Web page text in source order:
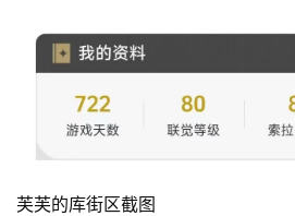
芙芙的库街区截图